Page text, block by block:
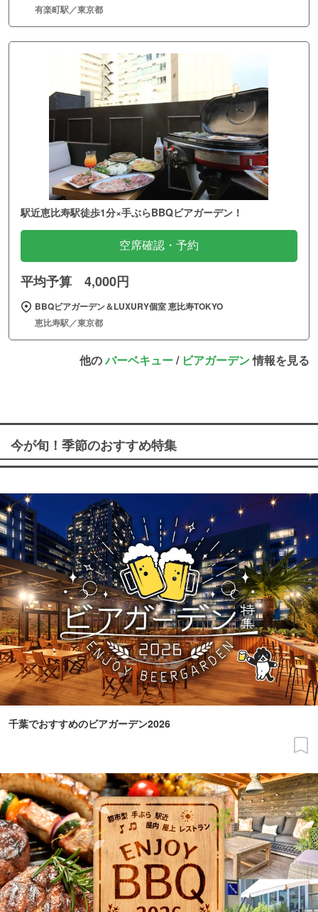
有楽町駅／東京都
駅近恵比寿駅徒歩1分×手ぶらBBQビアガーデン！
空席確認・予約
平均予算 4,000円
BBQビアガーデン＆LUXURY個室 恵比寿TOKYO
恵比寿駅／東京都
他のバーベキュー/ ビアガーデン情報を見る
今が旬！季節のおすすめ特集
千葉でおすすめのビアガーデン2026